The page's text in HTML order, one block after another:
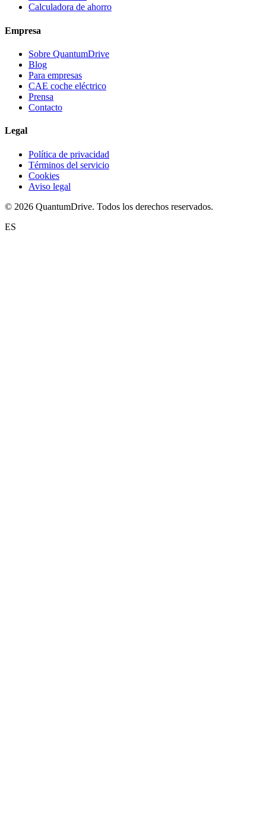
Calculadora de ahorro
Empresa
Sobre QuantumDrive
Blog
Para empresas
CAE coche eléctrico
Prensa
Contacto
Legal
Política de privacidad
Términos del servicio
Cookies
Aviso legal
© 2026 QuantumDrive. Todos los derechos reservados.
ES